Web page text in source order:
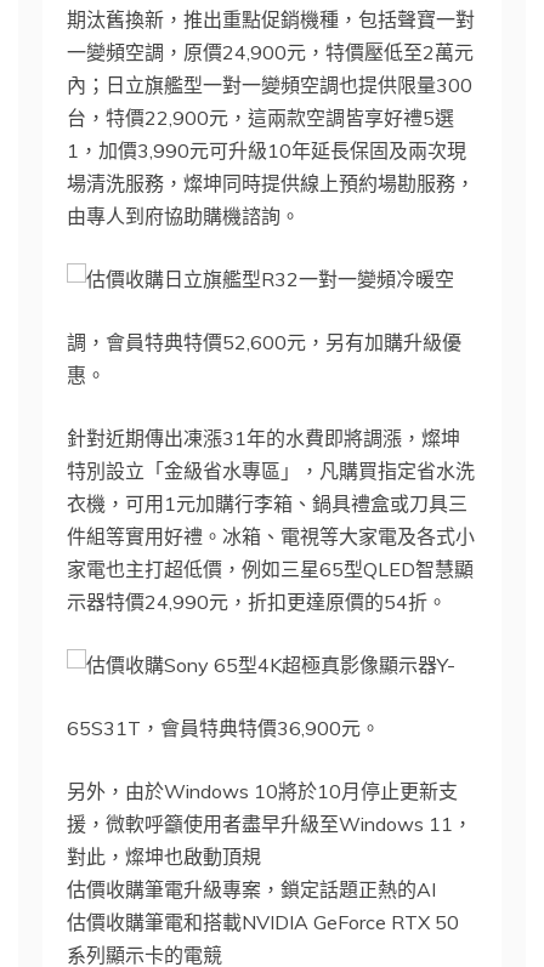
期汰舊換新，推出重點促銷機種，包括聲寶一對
一變頻空調，原價24,900元，特價壓低至2萬元
內；日立旗艦型一對一變頻空調也提供限量300
台，特價22,900元，這兩款空調皆享好禮5選
1，加價3,990元可升級10年延長保固及兩次現
場清洗服務，燦坤同時提供線上預約場勘服務，
由專人到府協助購機諮詢。
日立旗艦型R32一對一變頻冷暖空
調，會員特典特價52,600元，另有加購升級優
惠。
針對近期傳出凍漲31年的水費即將調漲，燦坤
特別設立「金級省水專區」，凡購買指定省水洗
衣機，可用1元加購行李箱、鍋具禮盒或刀具三
件組等實用好禮。冰箱、電視等大家電及各式小
家電也主打超低價，例如三星65型QLED智慧顯
示器特價24,990元，折扣更達原價的54折。
Sony 65型4K超極真影像顯示器Y-
65S31T，會員特典特價36,900元。
另外，由於Windows 10將於10月停止更新支
援，微軟呼籲使用者盡早升級至Windows 11，
對此，燦坤也啟動頂規
估價收購筆電升級專案，鎖定話題正熱的AI
估價收購筆電和搭載NVIDIA GeForce RTX 50
系列顯示卡的電競